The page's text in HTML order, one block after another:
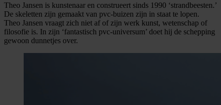
Theo Jansen is kunstenaar en construeert sinds 1990 ‘strandbeesten.’
De skeletten zijn gemaakt van pvc-buizen zijn in staat te lopen.
Theo Jansen vraagt zich niet af of zijn werk kunst, wetenschap of
filosofie is. In zijn ‘fantastisch pvc-universum’ doet hij de schepping
gewoon dunnetjes over.